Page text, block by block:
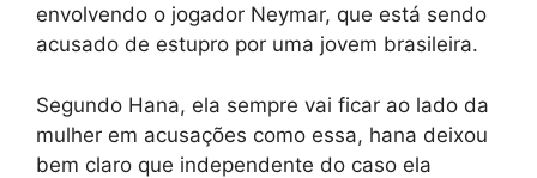
envolvendo o jogador Neymar, que está sendo
acusado de estupro por uma jovem brasileira.
Segundo Hana, ela sempre vai ficar ao lado da
mulher em acusações como essa, hana deixou
bem claro que independente do caso ela